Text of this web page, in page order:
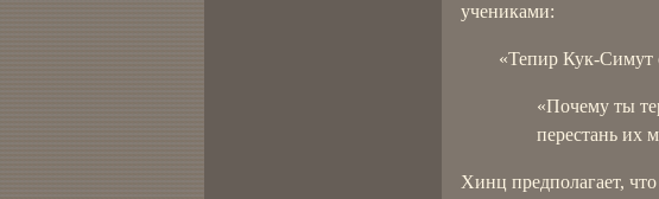
учениками:
«Тепир Кук-Симут
«Почему ты
перестань их
Хинц предполагает,